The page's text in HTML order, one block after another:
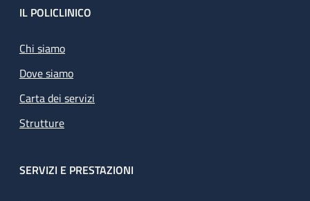
Footer
IL POLICLINICO
Chi siamo
Dove siamo
Carta dei servizi
Strutture
SERVIZI E PRESTAZIONI